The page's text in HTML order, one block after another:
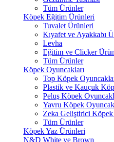
Tüm Ürünler
Köpek Eğitim Ürünleri
Tuvalet Ürünleri
Kıyafet ve Ayakkabı
Levha
Eğitim ve Clicker
Tüm Ürünler
Köpek Oyuncakları
Top Köpek
Plastik ve Kauçuk
Peluş Köpek
Yavru Köpek
Zeka Geliştirici Köpek
Tüm Ürünler
Köpek Yaz Ürünleri
N&D White ve Brown